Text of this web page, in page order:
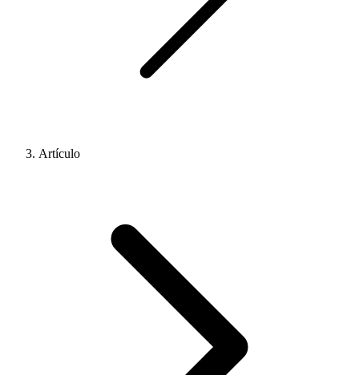
Artículo